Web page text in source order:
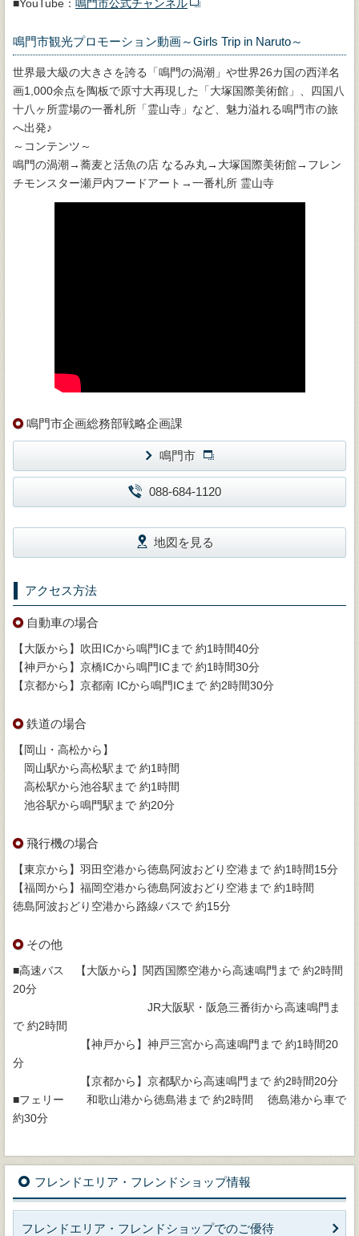
■YouTube： 鳴門市公式チャンネル
鳴門市観光プロモーション動画～Girls Trip in Naruto～
世界最大級の大きさを誇る「鳴門の渦潮」や世界26カ国の西洋名
画1,000余点を陶板で原寸大再現した「大塚国際美術館」、四国八
十八ヶ所霊場の一番札所「霊山寺」など、魅力溢れる鳴門市の旅
へ出発♪
～コンテンツ～
鳴門の渦潮→蕎麦と活魚の店 なるみ丸→大塚国際美術館→フレン
チモンスター瀬戸内フードアート→一番札所 霊山寺
鳴門市企画総務部戦略企画課
鳴門市
088-684-1120
地図を見る
アクセス方法
自動車の場合
【大阪から】吹田ICから鳴門ICまで 約1時間40分
【神戸から】京橋ICから鳴門ICまで 約1時間30分
【京都から】京都南 ICから鳴門ICまで 約2時間30分
鉄道の場合
【岡山・高松から】
岡山駅から高松駅まで 約1時間
高松駅から池谷駅まで 約1時間
池谷駅から鳴門駅まで 約20分
飛行機の場合
【東京から】羽田空港から徳島阿波おどり空港まで 約1時間15分
【福岡から】福岡空港から徳島阿波おどり空港まで 約1時間
徳島阿波おどり空港から路線バスで 約15分
その他
■高速バス 【大阪から】関西国際空港から高速鳴門まで 約2時間
20分
JR大阪駅・阪急三番街から高速鳴門ま
で 約2時間
【神戸から】神戸三宮から高速鳴門まで 約1時間20
分
【京都から】京都駅から高速鳴門まで 約2時間20分
■フェリー 和歌山港から徳島港まで 約2時間 徳島港から車で
約30分
フレンドエリア・フレンドショップ情報
フレンドエリア・フレンドショップでのご優待